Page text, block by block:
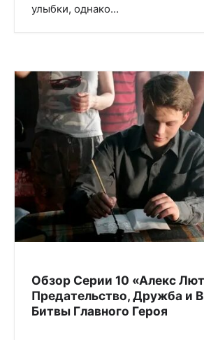
улыбки, однако…
Обзор Серии 10 «Алекс
Предательство, Дружба и
Битвы Главного Героя